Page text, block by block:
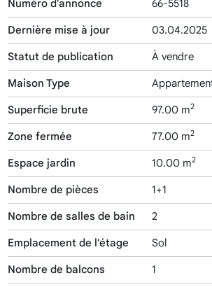
Numéro d'annonce 66-5518
Dernière mise à jour 03.04.2025
Statut de publication À vendre
Maison Type
Superficie brute 97.00 m2
Zone fermée 77.00 m2
Espace jardin 10.00 m2
Nombre de pièces 1+1
Nombre de salles de bain 2
Emplacement de l'étage Sol
Nombre de balcons 1